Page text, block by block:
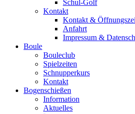
Schul-Golf
Kontakt
Kontakt &
Anfahrt
Impressum &
Boule
Bouleclub
Spielzeiten
Schnupperkurs
Kontakt
Bogenschießen
Information
Aktuelles